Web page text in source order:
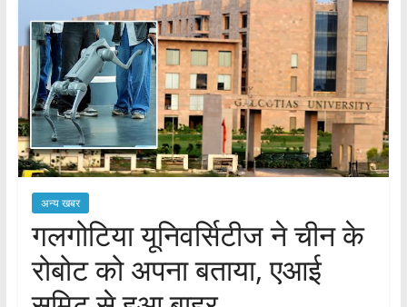
अन्य खबर
गलगोटिया यूनिवर्सिटीज ने चीन के
रोबोट को अपना बताया, एआई